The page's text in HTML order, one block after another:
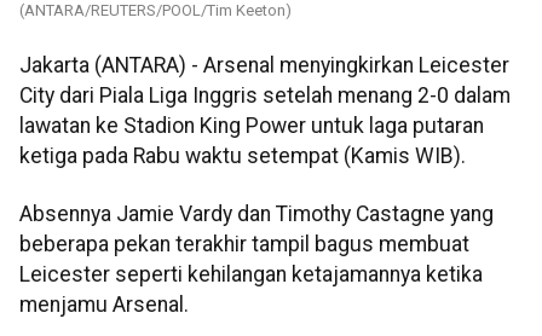
(ANTARA/REUTERS/POOL/Tim Keeton)
Jakarta (ANTARA) - Arsenal menyingkirkan Leicester
City dari Piala Liga Inggris setelah menang 2-0 dalam
lawatan ke Stadion King Power untuk laga putaran
ketiga pada Rabu waktu setempat (Kamis WIB).
Absennya Jamie Vardy dan Timothy Castagne yang
beberapa pekan terakhir tampil bagus membuat
Leicester seperti kehilangan ketajamannya ketika
menjamu Arsenal.